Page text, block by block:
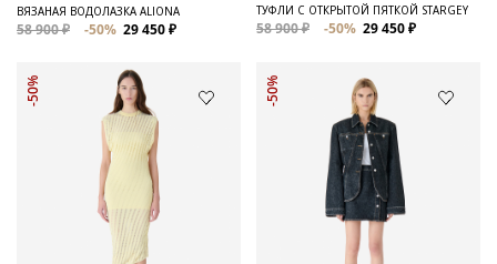
ВЯЗАНАЯ ВОДОЛАЗКА ALIONA
58 900 ₽ -50% 29 450 ₽
ТУФЛИ С ОТКРЫТОЙ ПЯТКОЙ STARGEY
58 900 ₽ -50% 29 450 ₽
-50% -50%